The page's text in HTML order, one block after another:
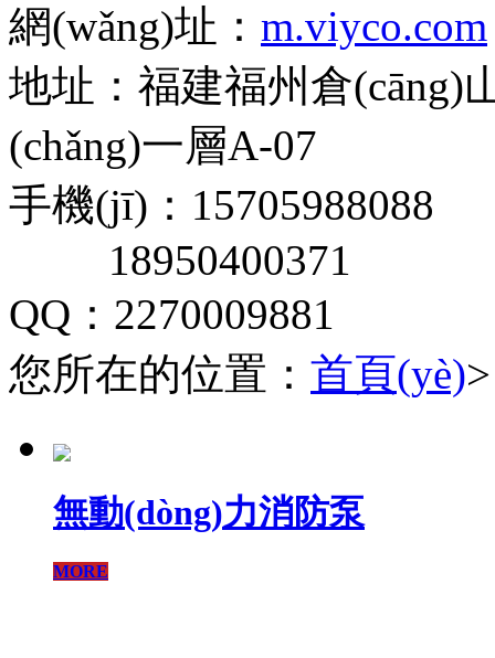
網(wǎng)址： m.viyco.com
地址：福建福州倉(cāng)
(chǎng)一層A-07
手機(jī)：15705988088
18950400371
QQ：2270009881
您所在的位置： 首頁(yè)
無動(dòng)力消防泵
MORE